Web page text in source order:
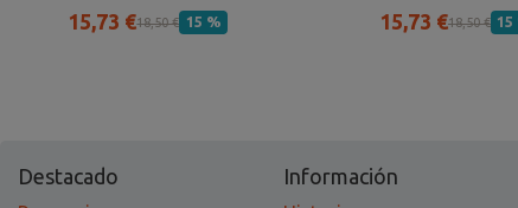
15,73 €18,50 € 15 % 15,73 €18,50 € 15
Destacado Información